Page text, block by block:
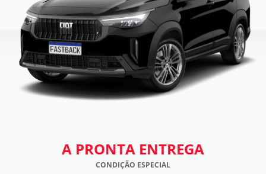
A PRONTA ENTREGA
CONDIÇÃO ESPECIAL